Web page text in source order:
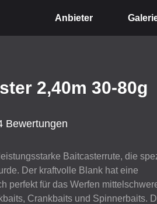
Anbieter
2,40m 30-80g
Bewertungen
Baitcasterrute, die
Der kraftvolle Blank hat eine
perfekt für das Werfen
Crankbaits und Spinnerbaits.